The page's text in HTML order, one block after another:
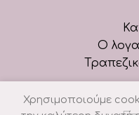
Ο
Χρησιμοποιούμε